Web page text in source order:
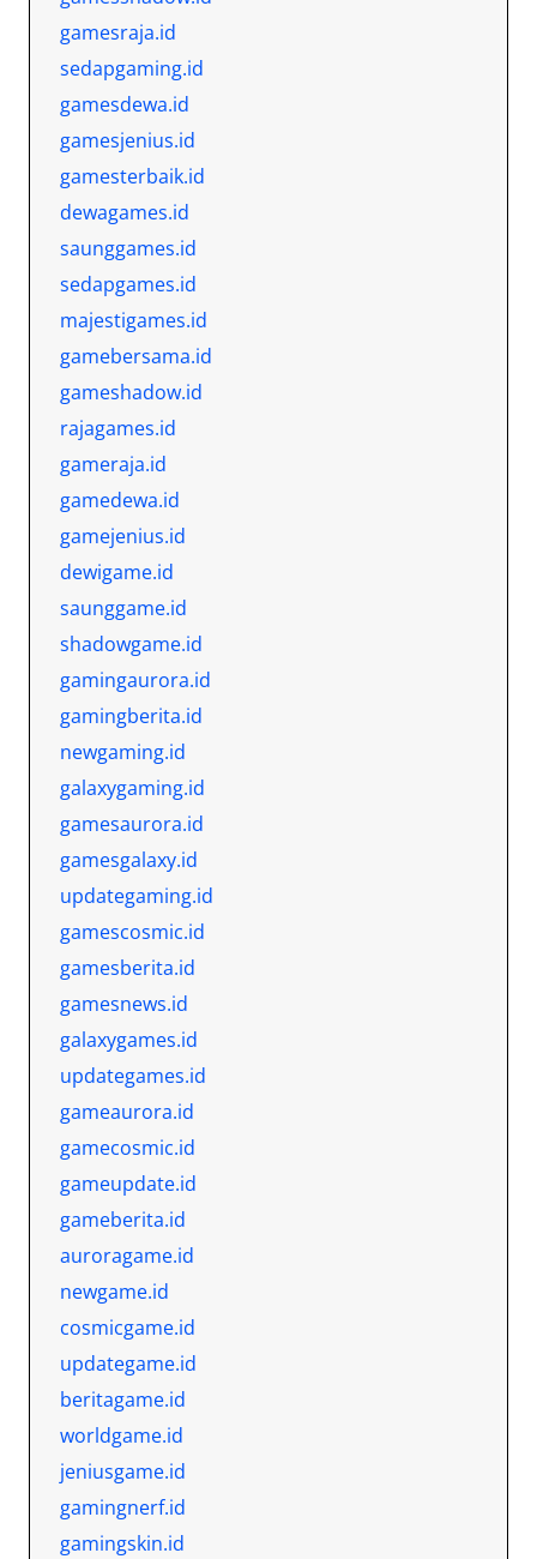
gamesraja.id
sedapgaming.id
gamesdewa.id
gamesjenius.id
gamesterbaik.id
dewagames.id
saunggames.id
sedapgames.id
majestigames.id
gamebersama.id
gameshadow.id
rajagames.id
gameraja.id
gamedewa.id
gamejenius.id
dewigame.id
saunggame.id
shadowgame.id
gamingaurora.id
gamingberita.id
newgaming.id
galaxygaming.id
gamesaurora.id
gamesgalaxy.id
updategaming.id
gamescosmic.id
gamesberita.id
gamesnews.id
galaxygames.id
updategames.id
gameaurora.id
gamecosmic.id
gameupdate.id
gameberita.id
auroragame.id
newgame.id
cosmicgame.id
updategame.id
beritagame.id
worldgame.id
jeniusgame.id
gamingnerf.id
gamingskin.id